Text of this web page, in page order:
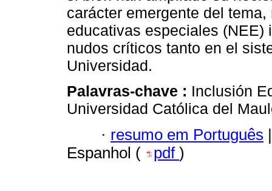
carácter emergente del
educativas especiales
nudos críticos tanto en el
Universidad.
Palavras-chave : Inclusión
Universidad Católica del
· resumo em Português |
Espanhol (
pdf )